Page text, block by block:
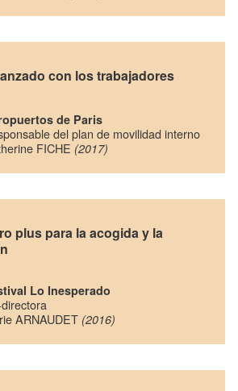
con los trabajadores
de Paris
del plan de movilidad interno
FICHE (2017)
plus para la acogida y la
Lo Inesperado
ARNAUDET (2016)